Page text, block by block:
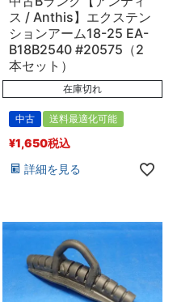
ス / Anthis】エクステン
ションアーム18-25 EA-
B18B2540 #20575（2
本セット）
在庫切れ
中古 送料最適化可能
¥1,650税込
詳細を見る